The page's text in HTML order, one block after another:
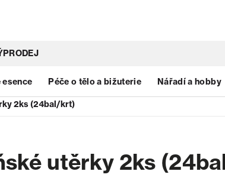
Zapomenuté
esence Péče o tělo a bižuterie Nářadí a hobby
2ks (24bal/krt)
utěrky 2ks